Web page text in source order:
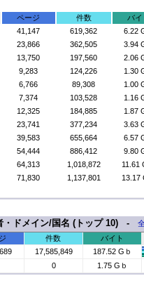
ページ 件数
バイ
41,147 619,362
6.22
23,866 362,505
3.94
13,750 197,560
2.06
9,283 124,226
1.30
6,766 89,308
1.00
7,374 103,528
1.16
12,325 184,885
1.87
23,741 377,234
3.63
39,583 655,664
6.57
54,444 886,412
9.80
64,313 1,018,872
11.61
71,830 1,137,801 13.17
・ドメイン/国名 (トップ 10) -
件数
バイト
17,585,849
187.52 Gｂ
0 1.75 Gｂ